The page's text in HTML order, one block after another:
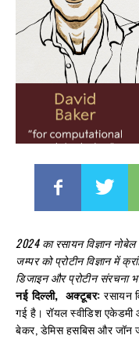
2024 का रसायन विज्ञान
जम्पर को प्रोटीन विज्ञान में
डिजाइन और प्रोटीन संरचना
नई दिल्ली, अक्टूबर: रसायन
गई है। रॉयल स्वीडिश
बेकर, डेमिस हसबिस और जॉन